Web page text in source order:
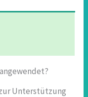
zur Unterstützung